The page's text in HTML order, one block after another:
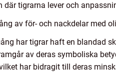
där tigrarna lever och
av för- och nackdelar med
har tigrar haft en blandad
av deras symboliska
har bidragit till deras